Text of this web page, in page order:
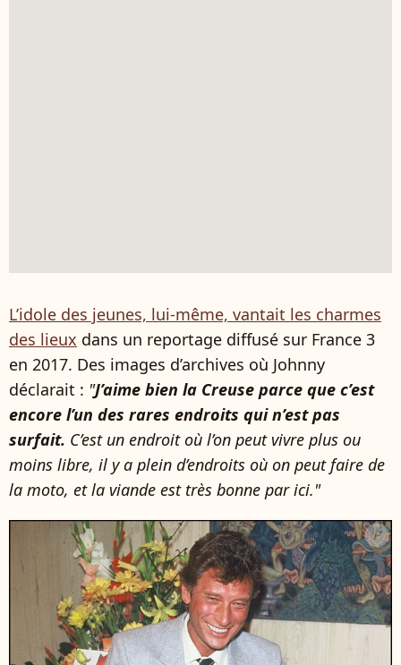
L’idole des jeunes, lui-même, vantait les charmes
des lieux dans un reportage diffusé sur France 3
en 2017. Des images d’archives où Johnny
déclarait : "J’aime bien la Creuse parce que c’est
encore l’un des rares endroits qui n’est pas
surfait. C’est un endroit où l’on peut vivre plus ou
moins libre, il y a plein d’endroits où on peut faire de
la moto, et la viande est très bonne par ici."